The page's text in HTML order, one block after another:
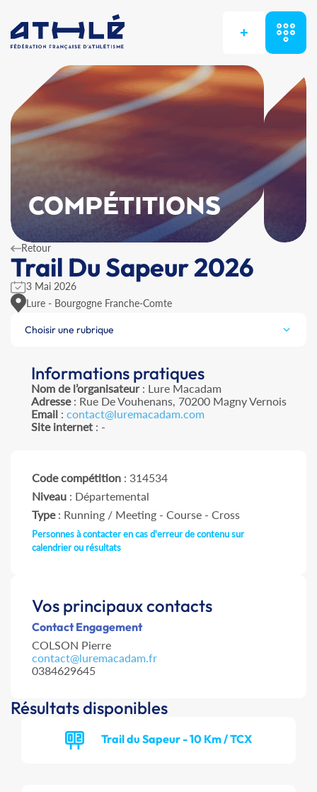
+
COMPÉTITIONS
Retour
Trail Du Sapeur 2026
3 Mai 2026
Lure - Bourgogne Franche-Comte
Choisir une rubrique
Informations pratiques
Nom de l’organisateur: Lure Macadam
Adresse: Rue De Vouhenans, 70200 Magny Vernois
Email: contact@luremacadam.com
Site internet: -
Code compétition : 314534
Niveau : Départemental
Type: Running / Meeting - Course - Cross
Personnes à contacter en cas d'erreur de contenu sur
calendrier ou résultats
Vos principaux contacts
Contact Engagement
COLSON Pierre
contact@luremacadam.fr
0384629645
Résultats disponibles
Trail du Sapeur - 10 Km / TCX